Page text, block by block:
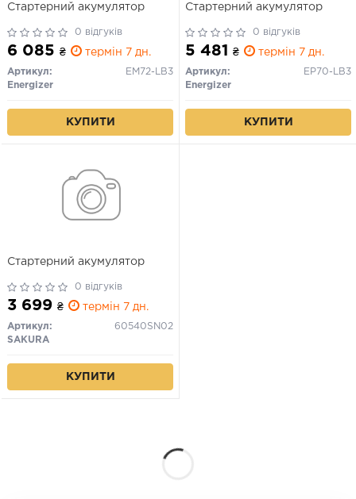
Стартерний акумулятор
0 відгуків
6 085 ₴ термін 7 дн.
Артикул:
EM72-LB3
Energizer
КУПИТИ
Стартерний акумулятор
0 відгуків
5 481 ₴ термін 7 дн.
Артикул:
EP70-LB3
Energizer
КУПИТИ
Стартерний акумулятор
0 відгуків
3 699 ₴ термін 7 дн.
Артикул:
60540SN02
SAKURA
КУПИТИ